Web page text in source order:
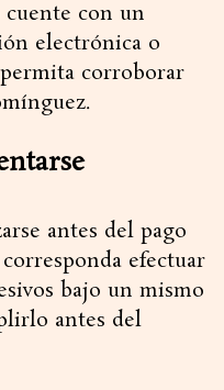
con un
electrónica o
corroborar
antes del pago
efectuar
bajo un mismo
antes del